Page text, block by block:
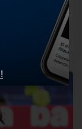
cerca de